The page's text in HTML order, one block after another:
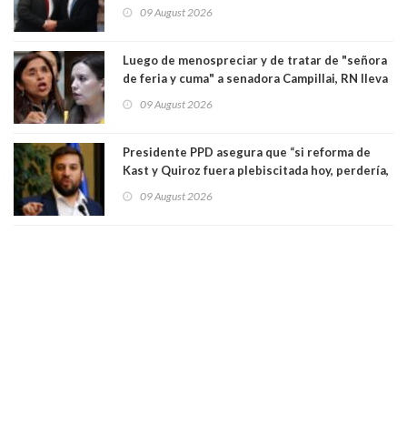
09 August 2026
Luego de menospreciar y de tratar de "señora
de feria y cuma" a senadora Campillai, RN lleva
09 August 2026
Presidente PPD asegura que “si reforma de
Kast y Quiroz fuera plebiscitada hoy, perdería,
a favor de la oposición, sería una victoria de la
09 August 2026